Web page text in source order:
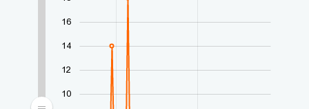
10
12
14
16